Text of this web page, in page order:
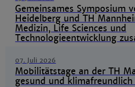
Gemeinsames Symposium
Heidelberg und TH
Medizin, Life Sciences und
Technologieentwicklung
07. Juli 2026
Mobilitätstage an der TH
gesund und klimafreundlich